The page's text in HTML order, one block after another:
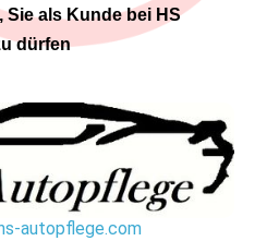
Sie als Kunde bei HS
dürfen
autopflege.com